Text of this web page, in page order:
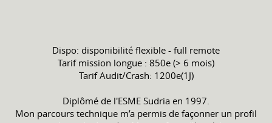
Dispo: disponibilité flexible - full remote
Tarif mission longue : 850e (> 6 mois)
Tarif Audit/Crash: 1200e(1J)
Diplômé de l'ESME Sudria en 1997.
Mon parcours technique m’a permis de façonner un profil